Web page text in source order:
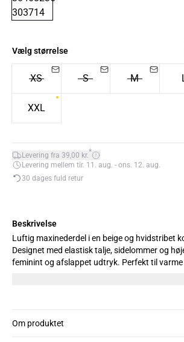
Vælg størrelse
XS S M
XXL
Levering fra 39,00 kr.*
Levering mellem tir. 11. aug. - ons. 12. aug.
30 dages fuld retur
Beskrivelse
Luftig maxinederdel i en beige og hvidstribet
Designet med elastisk talje, sidelommer og
feminint og afslappet udtryk. Perfekt til varme
eller skjorte. Modellen er 170 cm høj og
Om produktet